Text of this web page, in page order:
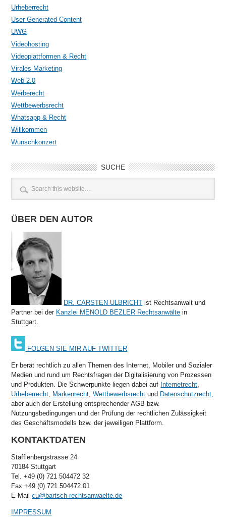
Urheberrecht
User Generated Content
UWG
Videohosting
Videoplattformen & Recht
Virales Marketing
Web 2.0
Werberecht
Wettbewerbsrecht
Whatsapp & Recht
Willkommen
Wunschkonzert
SUCHE
ÜBER DEN AUTOR
DR. CARSTEN ULBRICHT ist Rechtsanwalt und
Partner bei der Kanzlei MENOLD BEZLER Rechtsanwälte in
Stuttgart.
FOLGEN SIE MIR AUF TWITTER
Er berät rechtlich zu allen Themen des Internet, Mobiler und Sozialer
Medien und rund um Rechtsfragen der Digitalisierung von Prozessen
und Produkten. Die Schwerpunkte liegen dabei auf Internetrecht
Urheberrecht Markenrecht ,Wettbewerbsrecht und Datenschutzrecht
aber auch der Erstellung entsprechender AGB bzw.
Nutzungsbedingungen und der Prüfung der rechtlichen Zulässigkeit
des Geschäftsmodells bzw. der jeweiligen Plattform.
KONTAKTDATEN
Stafflenbergstrasse 24
70184 Stuttgart
Tel. +49 (0) 721 504472 32
Fax +49 (0) 721 504472 01
E-Mailcu@bartsch-rechtsanwaelte.de
IMPRESSUM